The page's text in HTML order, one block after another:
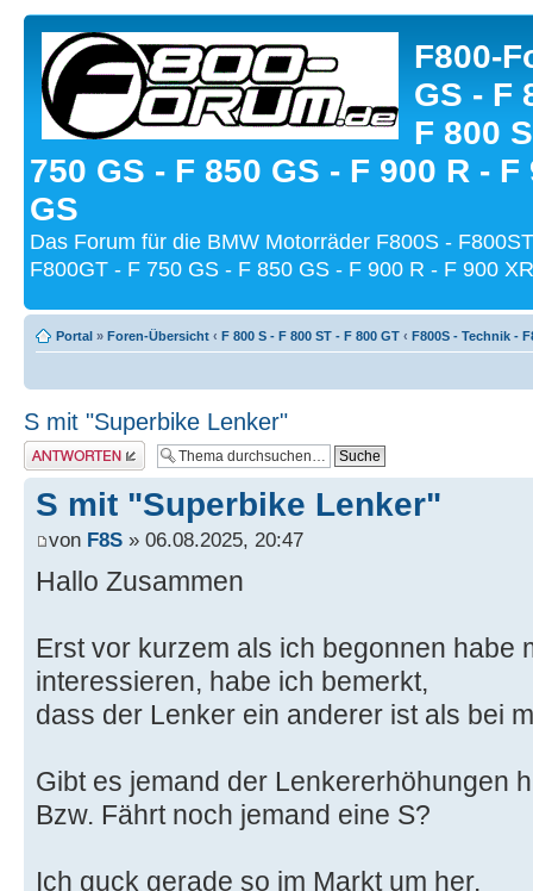
F800-
GS - F
F 800
750 GS - F 850 GS - F 900 R - F
GS
Das Forum für die BMW Motorräder F800S -
F800GT - F 750 GS - F 850 GS - F 900 R - F 900
Portal » Foren-Übersicht ‹ F 800 S - F 800 ST - F 800 GT ‹ F800S - Technik -
S mit "Superbike Lenker"
Antwort schreiben
S mit "Superbike Lenker"
von F8S » 06.08.2025, 20:47
Hallo Zusammen
Erst vor kurzem als ich begonnen habe
interessieren, habe ich bemerkt,
dass der Lenker ein anderer ist als bei
Gibt es jemand der Lenkererhöhungen
Bzw. Fährt noch jemand eine S?
Ich guck gerade so im Markt um her.